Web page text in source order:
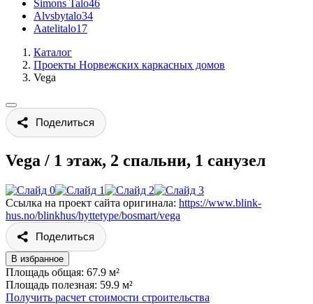
Simons Talo46
Alvsbytalo34
Aatelitalo17
Каталог
Проекты Норвежских каркасных домов
Vega
Поделиться
Vega / 1 этаж, 2 спальни, 1 санузел
Ссылка на проект сайта оригинала: https://www.blink-
hus.no/blinkhus/hyttetype/bosmart/vega
Поделиться
В избранное
Площадь общая: 67.9 м²
Площадь полезная: 59.9 м²
Получить расчет стоимости строительства